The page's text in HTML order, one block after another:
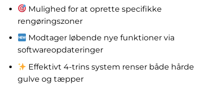
Mulighed for at oprette specifikke
rengøringszoner
Modtager løbende nye funktioner via
softwareopdateringer
Effektivt 4-trins system renser både hårde
gulve og tæpper